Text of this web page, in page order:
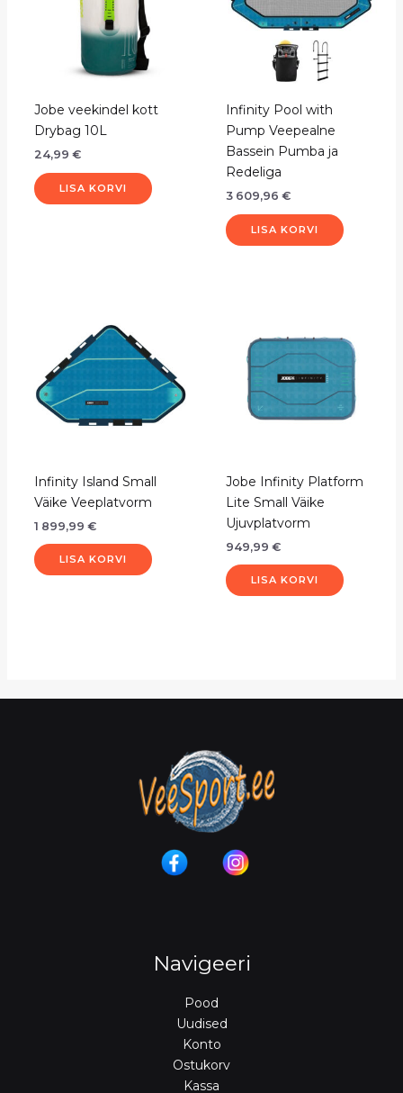
Jobe veekindel kott
Drybag 10L
24,99€
LISA KORVI
Infinity Pool with
Pump Veepealne
Bassein Pumba ja
Redeliga
3 609,96 €
LISA KORVI
Infinity Island Small
Väike Veeplatvorm
1 899,99€
LISA KORVI
Jobe Infinity Platform
Lite Small Väike
Ujuvplatvorm
949,99 €
LISA KORVI
Navigeeri
Pood
Uudised
Konto
Ostukorv
Kassa